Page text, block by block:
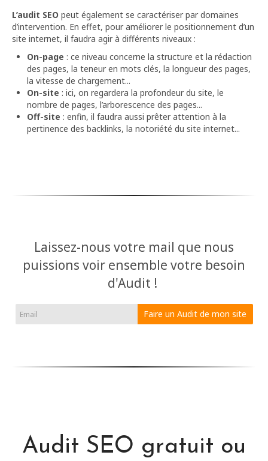
L’audit SEO peut également se caractériser par domaines
d’intervention. En effet, pour améliorer le positionnement d’un
site internet, il faudra agir à différents niveaux :
On-page : ce niveau concerne la structure et la rédaction
des pages, la teneur en mots clés, la longueur des pages,
la vitesse de chargement...
On-site : ici, on regardera la profondeur du site, le
nombre de pages, l’arborescence des pages...
Off-site : enfin, il faudra aussi prêter attention à la
pertinence des backlinks, la notoriété du site internet...
Laissez-nous votre mail que nous
puissions voir ensemble votre besoin
d'Audit !
Faire un Audit de mon site
Audit SEO gratuit ou